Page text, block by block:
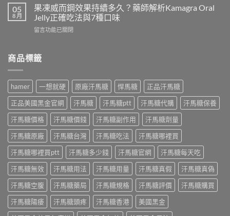
析
成
正
法
購
買
指
南〉
中
什
麼？
師
解
功
效、
正
確
吃
法
與
正
品
購
買〉
中
國
黑
螞
蟻
片
有
哪
些？
藥
師
解
析
成
分、
正
確
吃
法
與
正
品
05
8 月
果凍威而鋼效果持續多久？藥師解析Kamagra Oral
Jelly正確吃法與7種口味
在
威
而
效
持
續
多
久？
藥
師
解
析
Kamagra
Oral
Jelly
正
確
吃
留言功能已關閉
商品標籤
hamer 一想就硬 原廠汗馬糖 悍馬糖
正品汗馬糖
正品美國黑金官網
汗馬糖 汗馬糖ptt 汗馬糖代購
汗馬糖保養
汗馬糖價格
汗馬糖價錢 汗馬糖副作用
汗馬糖劑量
汗馬糖原廠
汗馬糖台灣 汗馬糖吃法
汗馬糖哪裡買
汗馬糖哪裡買ptt
汗馬糖多少錢 汗馬糖官網
汗馬糖每天吃
汗馬糖無效
汗馬糖用法 汗馬糖用量 汗馬糖真假
汗馬糖真偽
汗馬糖空腹
汗馬糖藥局 汗馬糖規格 汗馬糖評價
汗馬糖購買
汗馬糖陽痿
汗馬糖頭疼 汗馬糖香港
美國黑金